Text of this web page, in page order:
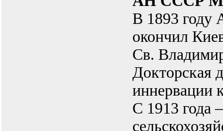
В 1893 году
окончил
Св.
Докторская
иннервации
С 1913 года